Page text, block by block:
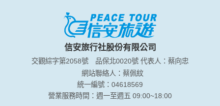
信安旅行社股份有限公司
交觀綜字第2058號 品保北0020號 代表人：蔡向忠
網站聯絡人：蔡佩紋
統一編號：04618569
營業服務時間：週一至週五 09:00~18:00